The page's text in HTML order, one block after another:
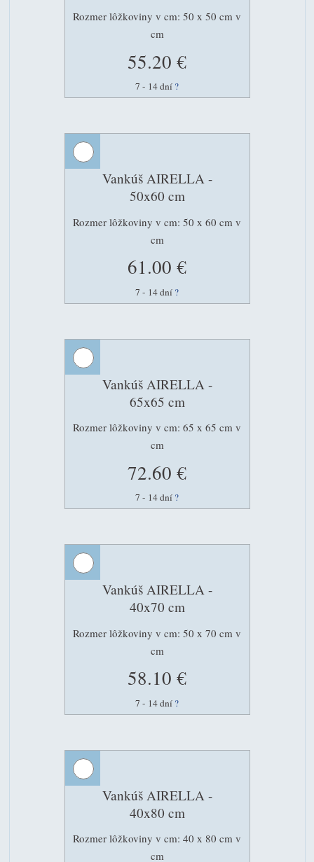
Rozmer lôžkoviny v cm: 50 x 50 cm v
cm
55.20 €
7 - 14 dní ?
Vankúš AIRELLA -
50x60 cm
Rozmer lôžkoviny v cm: 50 x 60 cm v
cm
61.00 €
7 - 14 dní ?
Vankúš AIRELLA -
65x65 cm
Rozmer lôžkoviny v cm: 65 x 65 cm v
cm
72.60 €
7 - 14 dní ?
Vankúš AIRELLA -
40x70 cm
Rozmer lôžkoviny v cm: 50 x 70 cm v
cm
58.10 €
7 - 14 dní ?
Vankúš AIRELLA -
40x80 cm
Rozmer lôžkoviny v cm: 40 x 80 cm v
cm